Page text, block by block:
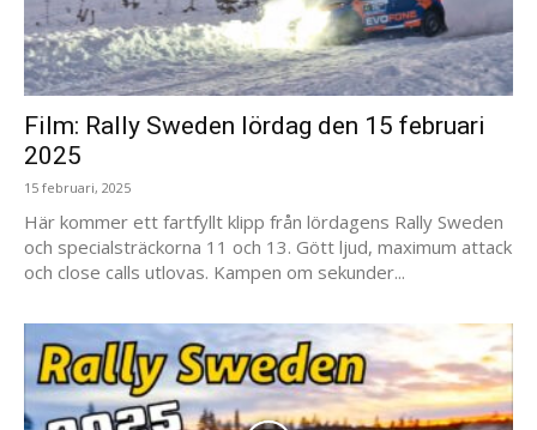
Film: Rally Sweden lördag den 15 februari
2025
15 februari, 2025
Här kommer ett fartfyllt klipp från lördagens Rally Sweden
och specialsträckorna 11 och 13. Gött ljud, maximum attack
och close calls utlovas. Kampen om sekunder...